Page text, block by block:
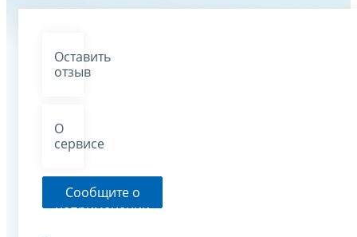
Оставить
отзыв
О
сервисе
Сообщите о
неприменении